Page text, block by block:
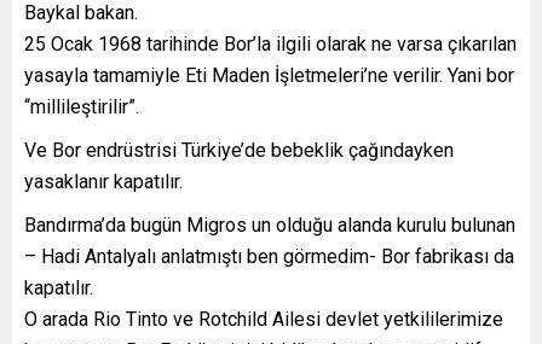
Baykal bakan.
25 Ocak 1968 tarihinde Bor’la ilgili olarak ne varsa çıkarılan
yasayla tamamiyle Eti Maden İşletmeleri’ne verilir. Yani bor
“millileştirilir”.
Ve Bor endrüstrisi Türkiye’de bebeklik çağındayken
yasaklanır kapatılır.
Bandırma’da bugün Migros un olduğu alanda kurulu bulunan
– Hadi Antalyalı anlatmıştı ben görmedim- Bor fabrikası da
kapatılır.
O arada Rio Tinto ve Rotchild Ailesi devlet yetkililerimize